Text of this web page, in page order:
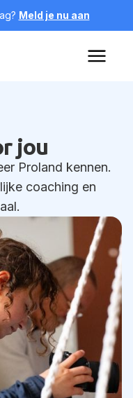
Meld je nu aan
jou
Proland kennen.
coaching en